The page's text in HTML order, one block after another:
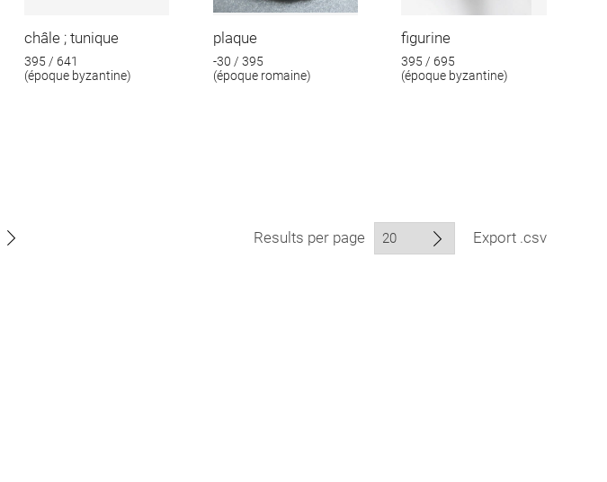
châle ; tunique
395 / 641
(époque byzantine)
plaque
-30 / 395
(époque romaine)
figurine
395 / 695
(époque byzantine)
Results per page Export .csv